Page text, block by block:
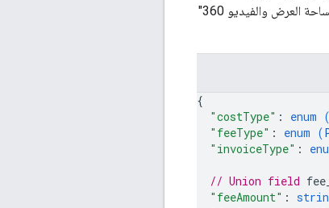
بيانات شريحة الجمهور التابعة لجهة خارجية (رسوم البيانات). وتشمل بعض الأمثلة على تكاليف الشركاء رسوم استخدام "مساحة العرض والفيديو 360"
{
"costType" : enum (
"feeType" : enum (
"invoiceType" :
// Union field
"feeAmount" :